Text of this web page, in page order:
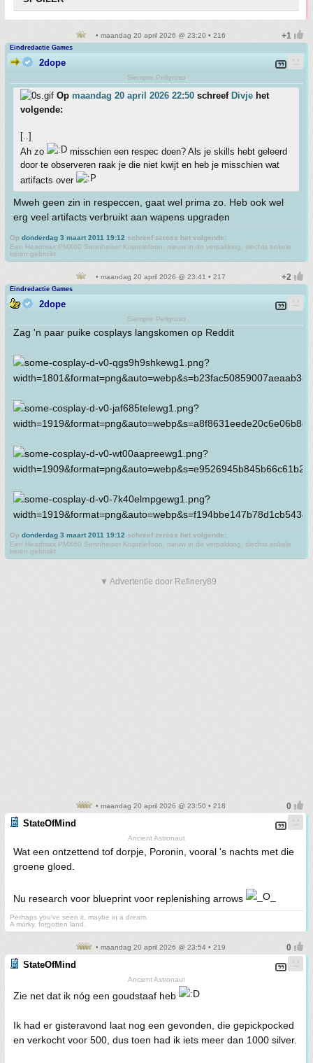
• maandag 20 april 2026 @ 23:20 • 216
Eindredactie Games
2dope
Siempre Peligroso
Op maandag 20 april 2026 22:50 schreef Divje het
volgende:
[..]
Ah zo
misschien een respec doen? Als je skills hebt geleerd
door te observeren raak je die niet kwijt en heb je misschien wat
artifacts over
Mweh geen zin in respeccen, gaat wel prima zo. Heb ook wel
erg veel artifacts verbruikt aan wapens upgraden
Op donderdag 3 maart 2011 19:12 schreef zeross het volgende:
Een Headmax PMX60 Sennheiser Koptelefoon, nieuw in de verpakking, slechts enkele
keren gebruikt.
• maandag 20 april 2026 @ 23:41 • 217
Eindredactie Games
2dope
Siempre Peligroso
Zag 'n paar puike cosplays langskomen op Reddit
Op donderdag 3 maart 2011 19:12 schreef zeross het volgende:
Een Headmax PMX60 Sennheiser Koptelefoon, nieuw in de verpakking, slechts enkele
keren gebruikt.
▼ Advertentie door Refinery89
• maandag 20 april 2026 @ 23:50 • 218
StateOfMind
Ancient Astronaut
Wat een ontzettend tof dorpje, Poronin, vooral 's nachts met die
groene gloed.
Nu research voor blueprint voor replenishing arrows
Perhaps you've seen it, maybe in a dream.
A murky, forgotten land.
• maandag 20 april 2026 @ 23:54 • 219
StateOfMind
Ancient Astronaut
Zie net dat ik nóg een goudstaaf heb
Ik had er gisteravond laat nog een gevonden, die gepickpocked
en verkocht voor 500, dus toen had ik iets meer dan 1000 silver.